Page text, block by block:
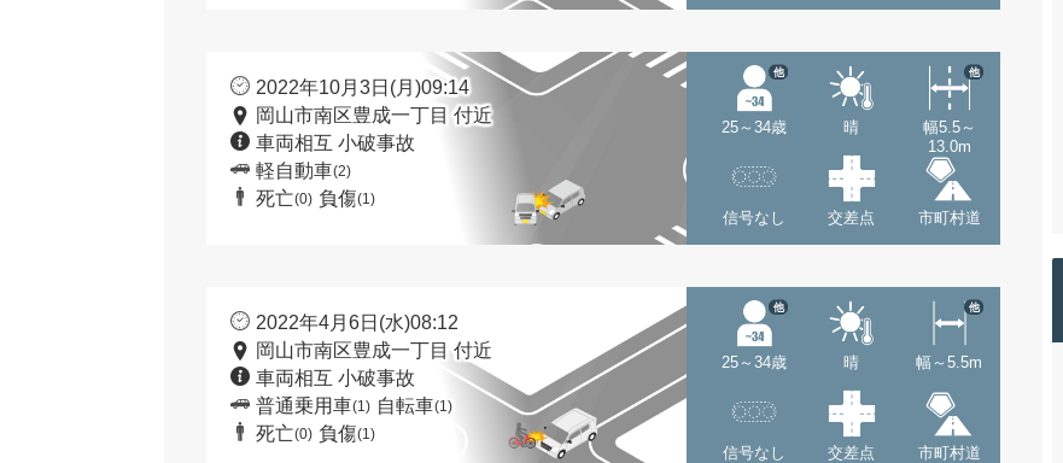
2022年10月3日(月)09:14
岡山市南区豊成一丁目 付近
車両相互 小破事故
軽自動車(2)
死亡(0) 負傷(1)
25～34歳
他
晴
幅5.5～
13.0m
他
信号なし 交差点 市町村道
2022年4月6日(水)08:12
岡山市南区豊成一丁目 付近
車両相互 小破事故
普通乗用車(1) 自転車(1)
死亡(0) 負傷(1)
25～34歳
他
晴 幅～5.5m
他
信号なし 交差点 市町村道